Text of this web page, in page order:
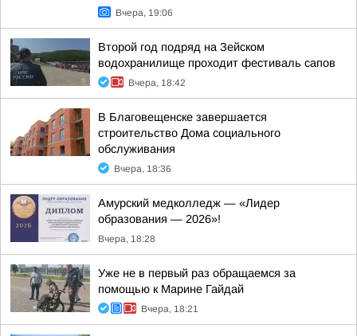
Вчера, 19:06
Второй год подряд на Зейском
водохранилище проходит фестиваль сапов
Вчера, 18:42
В Благовещенске завершается
строительство Дома социального
обслуживания
Вчера, 18:36
Амурский медколледж — «Лидер
образования — 2026»!
Вчера, 18:28
Уже не в первый раз обращаемся за
помощью к Марине Гайдай
Вчера, 18:21